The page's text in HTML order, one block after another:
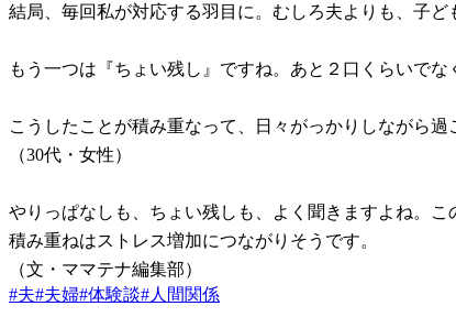
結局、毎回私が対応する羽目に。むしろ夫よりも、子
もう一つは『ちょい残し』ですね。あと２口くらいで
こうしたことが積み重なって、日々がっかりしながら
（30代・女性）
やりっぱなしも、ちょい残しも、よく聞きますよね。
積み重ねはストレス増加につながりそうです。
（文・ママテナ編集部）
#夫#夫婦#体験談#人間関係